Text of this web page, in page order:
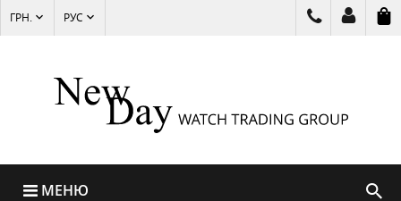
ГРН. РУС
МЕНЮ